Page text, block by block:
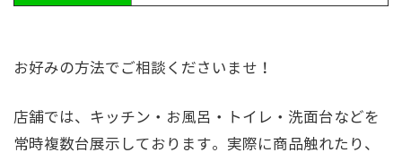
お好みの方法でご相談くださいませ！
店舗では、キッチン・お風呂・トイレ・洗面台などを
常時複数台展示しております。実際に商品触れたり、